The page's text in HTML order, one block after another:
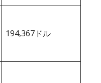
194,367ドル